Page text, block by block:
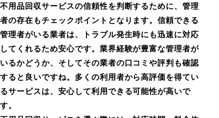
不用品回収サービスの信頼性を判断するために、管理
者の存在もチェックポイントとなります。信頼できる
管理者がいる業者は、トラブル発生時にも迅速に対応
してくれるため安心です。業界経験が豊富な管理者が
いるかどうか、そしてその業者の口コミや評判も確認
すると良いですね。多くの利用者から高評価を得てい
るサービスは、安心して利用できる可能性が高いで
す。